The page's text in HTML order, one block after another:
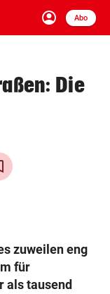
account_circle
Anmelden
Abo
close Schließen
arrow_right
Die
zuweilen eng
für
als tausend